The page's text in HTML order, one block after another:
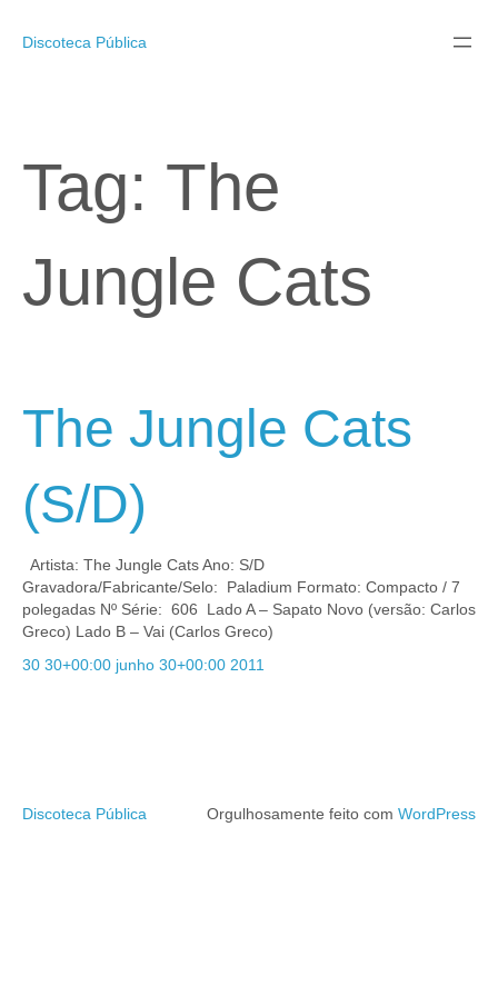
Discoteca Pública
Tag: The
Jungle Cats
The Jungle Cats
(S/D)
Artista: The Jungle Cats Ano: S/D
Gravadora/Fabricante/Selo: Paladium Formato: Compacto / 7
polegadas Nº Série: 606 Lado A – Sapato Novo (versão: Carlos
Greco) Lado B – Vai (Carlos Greco)
30 30+00:00 junho 30+00:00 2011
Discoteca Pública Orgulhosamente feito com WordPress